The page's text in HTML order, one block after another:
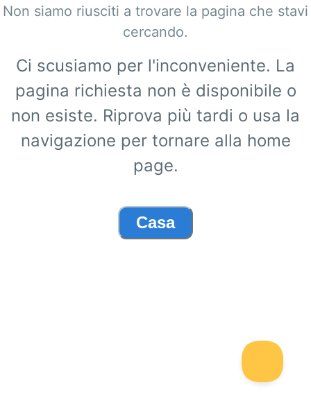
Non siamo riusciti a trovare la pagina che stavi
cercando.
Ci scusiamo per l'inconveniente. La
pagina richiesta non è disponibile o
non esiste. Riprova più tardi o usa la
navigazione per tornare alla home
page.
Casa